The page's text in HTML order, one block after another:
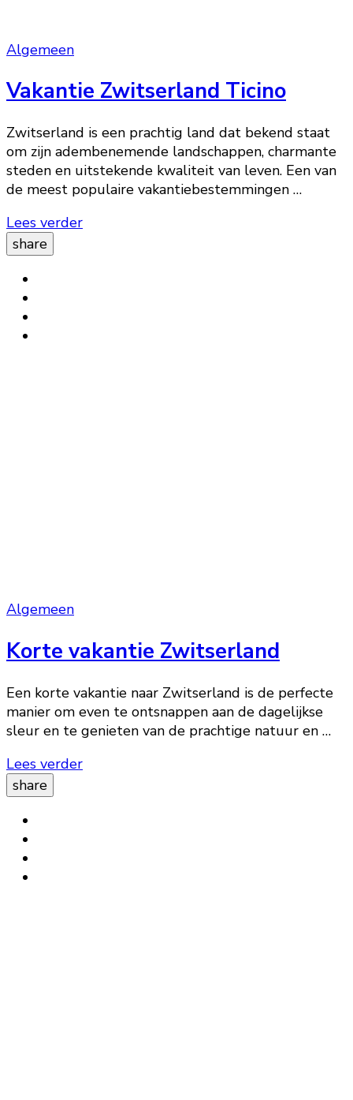
Algemeen
Vakantie Zwitserland Ticino
Zwitserland is een prachtig land dat bekend staat
om zijn adembenemende landschappen, charmante
steden en uitstekende kwaliteit van leven. Een van
de meest populaire vakantiebestemmingen …
Lees verder
share
Algemeen
Korte vakantie Zwitserland
Een korte vakantie naar Zwitserland is de perfecte
manier om even te ontsnappen aan de dagelijkse
sleur en te genieten van de prachtige natuur en …
Lees verder
share